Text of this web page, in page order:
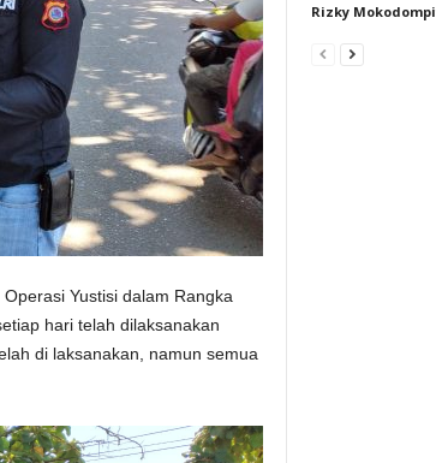
Yustisi dalam Rangka
hari telah dilaksanakan
di laksanakan, namun semua
Rizky